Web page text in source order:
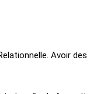
Avoir des